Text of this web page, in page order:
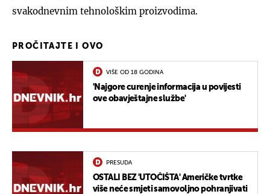
svakodnevnim tehnološkim proizvodima.
PROČITAJTE I OVO
VIŠE OD 18 GODINA
'Najgore curenje informacija u povijesti
ove obavještajne službe'
PRESUDA
OSTALI BEZ 'UTOČIŠTA' Američke tvrtke
više neće smjeti samovoljno pohranjivati